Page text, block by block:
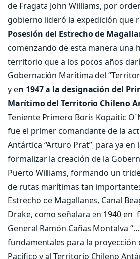
de Fragata John Williams, por
gobierno lideró la expedición que
Posesión del Estrecho de
comenzando de esta manera una
territorio que a los pocos años
Gobernación Marítima del
y en 1947 a la designación del
Marítimo del Territorio Chileno
Teniente Primero Boris Kopaitic
fue el primer comandante de la
Antártica “Arturo Prat”, para ya en
formalizar la creación de la
Puerto Williams, formando un
de rutas marítimas tan
Estrecho de Magallanes, Canal
Drake, como señalara en 1940 en
General Ramón Cañas Montalva
fundamentales para la proyección
Pacífico y al Territorio Chileno